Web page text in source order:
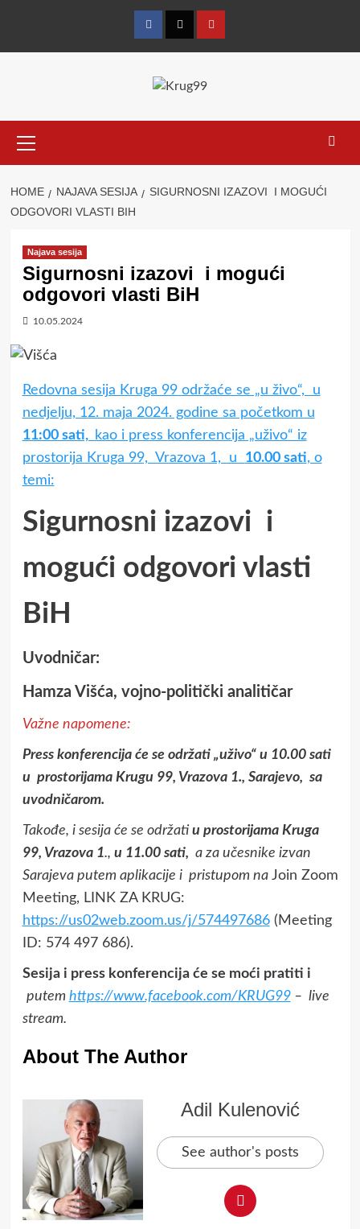
FacebookTwitterYouTube
Menu
HOME NAJAVA SESIJA
SIGURNOSNI IZAZOVI I MOGUĆI
ODGOVORI VLASTI BIH
Najava sesija
Sigurnosni izazovi i mogući
odgovori vlasti BiH
10.05.2024
Redovna sesija Kruga 99 održaće se „u živo“, u
nedjelju, 12. maja 2024. godine sa početkom u
11:00 sati, kao i press konferencija „uživo“ iz
prostorija Kruga 99, Vrazova 1, u 10.00 sati, o
temi:
Sigurnosni izazovi i
mogući odgovori vlasti
BiH
Uvodničar:
Hamza Višća, vojno-politički analitičar
Važne napomene:
Press konferencija će se održati „uživo“ u 10.00 sati
u prostorijama Krugu 99, Vrazova 1., Sarajevo, sa
uvodničarom.
Takođe, i sesija će se održatiu prostorijama Kruga
99, Vrazova 1., u 11.00 sati, a za učesnike izvan
Sarajeva putem aplikacije i pristupom na Join Zoom
Meeting, LINK ZA KRUG:
https://us02web.zoom.us/j/574497686(Meeting
ID: 574 497 686).
Sesija i press konferencija će se moći pratiti i
putem https://www.facebook.com/KRUG99– live
stream.
About The Author
Adil Kulenović
See author's posts